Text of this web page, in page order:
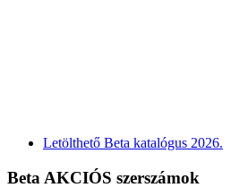
Letölthető Beta katalógus 2026.
Beta AKCIÓS szerszámok